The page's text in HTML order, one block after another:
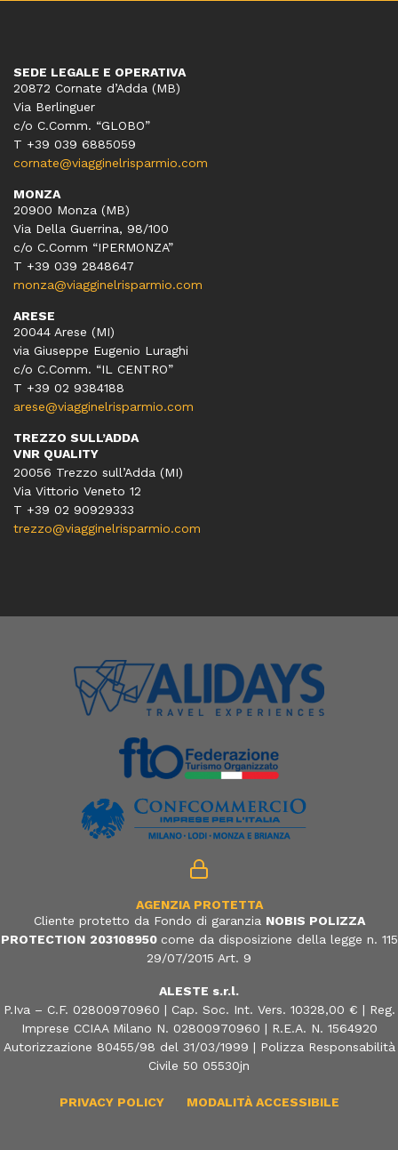
SEDE LEGALE E OPERATIVA
20872 Cornate d’Adda (MB)
Via Berlinguer
c/o C.Comm. “GLOBO”
T +39 039 6885059
cornate@viagginelrisparmio.com
MONZA
20900 Monza (MB)
Via Della Guerrina, 98/100
c/o C.Comm “IPERMONZA”
T +39 039 2848647
monza@viagginelrisparmio.com
ARESE
20044 Arese (MI)
via Giuseppe Eugenio Luraghi
c/o C.Comm. “IL CENTRO”
T +39 02 9384188
arese@viagginelrisparmio.com
TREZZO SULL’ADDA
VNR QUALITY
20056 Trezzo sull’Adda (MI)
Via Vittorio Veneto 12
T +39 02 90929333
trezzo@viagginelrisparmio.com
AGENZIA PROTETTA
Cliente protetto da Fondo di garanzia NOBIS POLIZZA
PROTECTION 203108950 come da disposizione della legge n. 115
29/07/2015 Art. 9
ALESTE s.r.l.
P.Iva – C.F. 02800970960 | Cap. Soc. Int. Vers. 10328,00 € | Reg.
Imprese CCIAA Milano N. 02800970960 | R.E.A. N. 1564920
Autorizzazione 80455/98 del 31/03/1999 | Polizza Responsabilità
Civile 50 05530jn
PRIVACY POLICY MODALITÀ ACCESSIBILE